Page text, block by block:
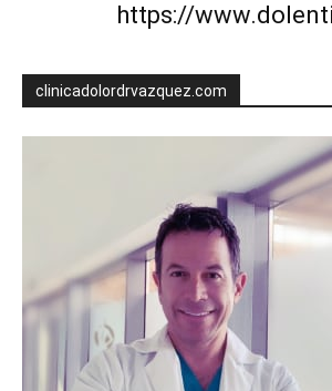
https://
clinicadolordrvazquez.com